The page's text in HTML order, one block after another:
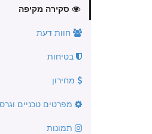
סקירה מקיפה
חוות דעת
בטיחות
מחירון
מפרטים טכניים
תמונות